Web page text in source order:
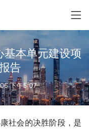
基本单元建设项
告
下午5:07
社会的决胜阶段，是